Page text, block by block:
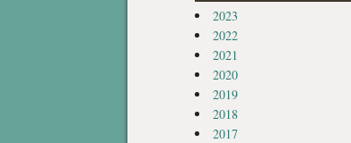
2023
2022
2021
2020
2019
2018
2017